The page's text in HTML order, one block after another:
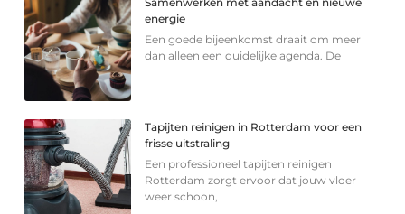
energie
Een goede bijeenkomst draait om meer
dan alleen een duidelijke agenda. De
Tapijten reinigen in Rotterdam voor een
frisse uitstraling
Een professioneel tapijten reinigen
Rotterdam zorgt ervoor dat jouw vloer
weer schoon,